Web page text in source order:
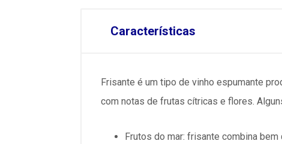
Características
Frisante é um tipo de vinho espumante
com notas de frutas cítricas e flores.
Frutos do mar: frisante combina